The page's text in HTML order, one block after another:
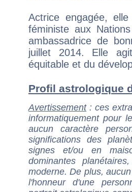
Actrice engagée,
féministe aux
ambassadrice de
juillet 2014. Elle
équitable et du
Profil astrologique
Avertissement: ces
informatiquement pour
aucun caractère
significations des
signes et/ou en
dominantes
moderne. De plus,
l'honneur d'une